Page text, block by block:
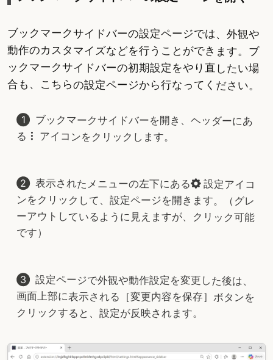
ブックマークサイドバーの設定ページでは、外観や
動作のカスタマイズなどを行うことができます。ブ
ックマークサイドバーの初期設定をやり直したい場
合も、こちらの設定ページから行なってください。
ブックマークサイドバーを開き、ヘッダーにあ
る アイコンをクリックします。
表示されたメニューの左下にある 設定アイコ
ンをクリックして、設定ページを開きます。（グレ
ーアウトしているように見えますが、クリック可能
です）
設定ページで外観や動作設定を変更した後は、
画面上部に表示される［変更内容を保存］ボタンを
クリックすると、設定が反映されます。